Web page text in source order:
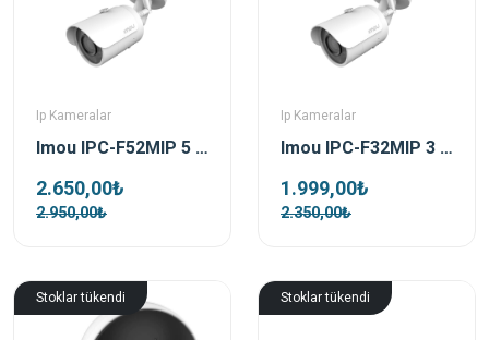
Ip Kameralar
Imou IPC-F52MIP 5 MP 3.6 Mm Bullet Ip Kamera (Bullet Pro)
2.650,00₺
2.950,00₺
Ip Kameralar
Imou IPC-F32MIP 3 Mp 3.6 Mm Bullet Ip Kamera (Bullet Pro)
1.999,00₺
2.350,00₺
Stoklar tükendi Stoklar tükendi